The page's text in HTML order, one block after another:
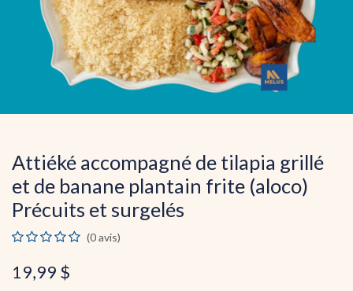
Attiéké accompagné de tilapia grillé
et de banane plantain frite (aloco)
Précuits et surgelés
(0 avis)
19,99 $